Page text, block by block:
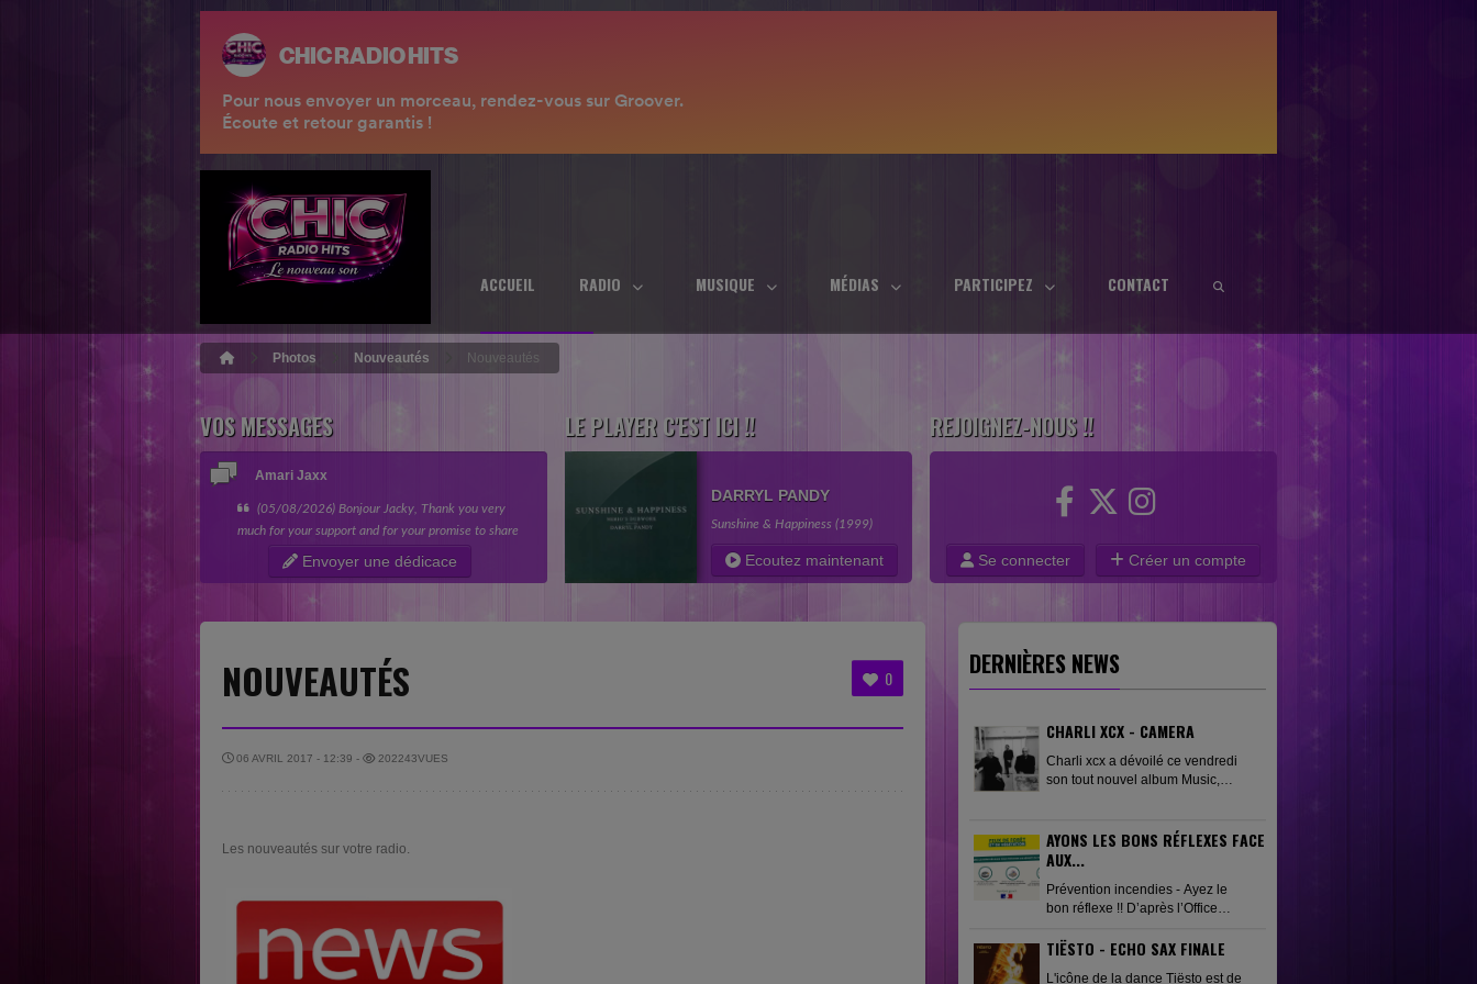
ACCUEIL RADIO MUSIQUE MÉDIAS PARTICIPEZ CONTACT
Photos Nouveautés Nouveautés
VOS MESSAGES
Amari Jaxx
(05/08/2026) Bonjour Jacky, Thank you very
much for your support and for your promise to share
“A Better Place.” I really appreciate you taking the
time to listen to my music...
Envoyer une dédicace
LE PLAYER C'EST ICI !!
DARRYL PANDY
Sunshine & Happiness (1999)
Ecoutez maintenant
REJOIGNEZ-NOUS !!
Se connecter Créer un compte
0
NOUVEAUTÉS
06 AVRIL 2017 - 12:39 - 202243VUES
Les nouveautés sur votre radio.
DERNIÈRES NEWS
CHARLI XCX - CAMERA
Charli xcx a dévoilé ce vendredi
son tout nouvel album Music,
accompagner cette sortie,
l'artiste...
AYONS LES BONS RÉFLEXES FACE
AUX...
Prévention incendies - Ayez le
bon réflexe !! D’après l’Office
distingue les causes suivantes :
TIËSTO - ECHO SAX FINALE
L'icône de la dance Tiësto est de